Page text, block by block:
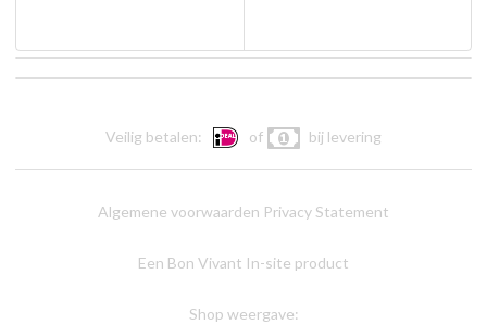
Veilig betalen: of bij levering
Algemene voorwaarden Privacy Statement
Een Bon Vivant In-site product
Shop weergave: